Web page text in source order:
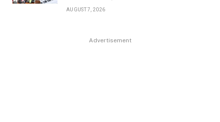
AUGUST 7, 2026
Advertisement